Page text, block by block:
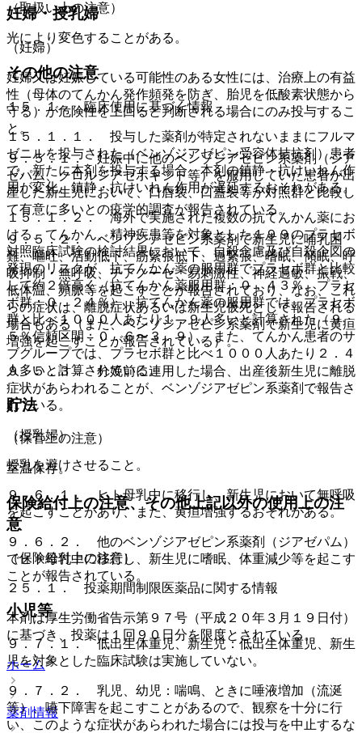
（取扱い上の注意）
光により変色することがある。
その他の注意
１５．１． 臨床使用に基づく情報
１５．１．１． 投与した薬剤が特定されないままにフルマ
ゼニルを投与された（ベンゾジアゼピン受容体拮抗剤）患者
で、新たに本剤を投与する場合、本剤の鎮静・抗けいれん作
用が変化、鎮静・抗けいれん作用が遅延するおそれがある。
１５．１．２． 海外で実施された複数の抗てんかん薬にお
ける、てんかん、精神疾患等を対象とした１９９のプラセボ
対照臨床試験の検討結果において、自殺念慮及び自殺企図の
発現のリスクが、抗てんかん薬の服用群でプラセボ群と比較
して約２倍高く（抗てんかん薬服用群：０．４３％、プラセ
ボ群：０．２４％）、抗てんかん薬の服用群では、プラセボ
群と比べ１０００人あたり１．９人多いと計算された（９
５％信頼区間：０．６〜３．９）。また、てんかん患者のサ
ブグループでは、プラセボ群と比べ１０００人あたり２．４
人多いと計算されている。
貯法
（保管上の注意）
室温保存。
保険給付上の注意、その他上記以外の使用上の注
意
（保険給付上の注意）
２５．１． 投薬期間制限医薬品に関する情報
本剤は厚生労働省告示第９７号（平成２０年３月１９日付）
に基づき、投薬は１回９０日分を限度とされている。
ホーム
薬剤情報
妊婦・授乳婦
（妊婦）
妊婦又は妊娠している可能性のある女性には、治療上の有益
性（母体のてんかん発作頻発を防ぎ、胎児を低酸素状態から
守る）が危険性を上回ると判断される場合にのみ投与するこ
と。
９．５．１． 妊娠中に他のベンゾジアゼピン系薬剤（ジア
ゼパム、クロルジアゼポキシド等）を服用していた患者が出
産した新生児において、口唇裂、口蓋裂等が対照群と比較し
て有意に多いとの疫学的調査が報告されている。
９．５．２． ベンゾジアゼピン系薬剤で新生児に哺乳困
難、嘔吐、活動低下、筋緊張低下、過緊張、嗜眠、傾眠、呼
吸抑制・無呼吸、チアノーゼ、易刺激性、神経過敏、振戦、
低体温、頻脈等を起こすことが報告されており、なお、これ
らの症状は、離脱症状あるいは新生児仮死として報告される
場合もある（また、ベンゾジアゼピン系薬剤で新生児に黄疸
増強を起こすことが報告されている）。
９．５．３． 分娩前に連用した場合、出産後新生児に離脱
症状があらわれることが、ベンゾジアゼピン系薬剤で報告さ
れている。
（授乳婦）
授乳を避けさせること。
９．６．１． ヒト母乳中に移行し、新生児において無呼吸
を起こすことがあり、また、黄疸増強するおそれがある。
９．６．２． 他のベンゾジアゼピン系薬剤（ジアゼパム）
でヒト母乳中に移行し、新生児に嗜眠、体重減少等を起こす
ことが報告されている。
小児等
９．７．１． 低出生体重児、新生児：低出生体重児、新生
児を対象とした臨床試験は実施していない。
９．７．２． 乳児、幼児：喘鳴、ときに唾液増加（流涎
等）、嚥下障害を起こすことがあるので、観察を十分に行
い、このような症状があらわれた場合には投与を中止するな